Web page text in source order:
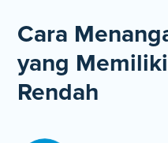
Cara
yang
Rendah